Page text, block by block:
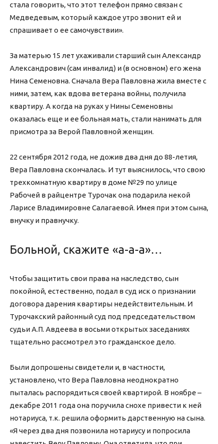
стала говорить, что этот телефон прямо связан с
Медведевым, который каждое утро звонит ей и
спрашивает о ее самочувствии».
За матерью 15 лет ухаживали старший сын Александр
Александрович (сам инвалид) и (в основном) его жена
Нина Семеновна. Сначала Вера Павловна жила вместе с
ними, затем, как вдова ветерана войны, получила
квартиру. А когда на руках у Нины Семеновны
оказалась еще и ее больная мать, стали нанимать для
присмотра за Верой Павловной женщин.
22 сентября 2012 года, не дожив два дня до 88-летия,
Вера Павловна скончалась. И тут выяснилось, что свою
трехкомнатную квартиру в доме №29 по улице
Рабочей в райцентре Турочак она подарила некой
Ларисе Владимировне Салагаевой. Имея при этом сына,
внучку и правнучку.
Больной, скажите «а-а-а»…
Чтобы защитить свои права на наследство, сын
покойной, естественно, подал в суд иск о признании
договора дарения квартиры недействительным. И
Турочакский районный суд под председательством
судьи А.П. Авдеева в восьми открытых заседаниях
тщательно рассмотрел это гражданское дело.
Были допрошены свидетели и, в частности,
установлено, что Вера Павловна неоднократно
пыталась распорядиться своей квартирой. В ноябре –
декабре 2011 года она поручила снохе привести к ней
нотариуса, т.к. решила оформить дарственную на сына.
«Я через два дня позвонила нотариусу и попросила